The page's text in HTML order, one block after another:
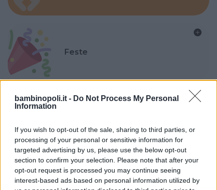
bambinopoli.it - Do Not Process My Personal
Information
If you wish to opt-out of the sale, sharing to third parties, or
processing of your personal or sensitive information for
targeted advertising by us, please use the below opt-out
section to confirm your selection. Please note that after your
opt-out request is processed you may continue seeing
interest-based ads based on personal information utilized by
Feste
Baby Sitter